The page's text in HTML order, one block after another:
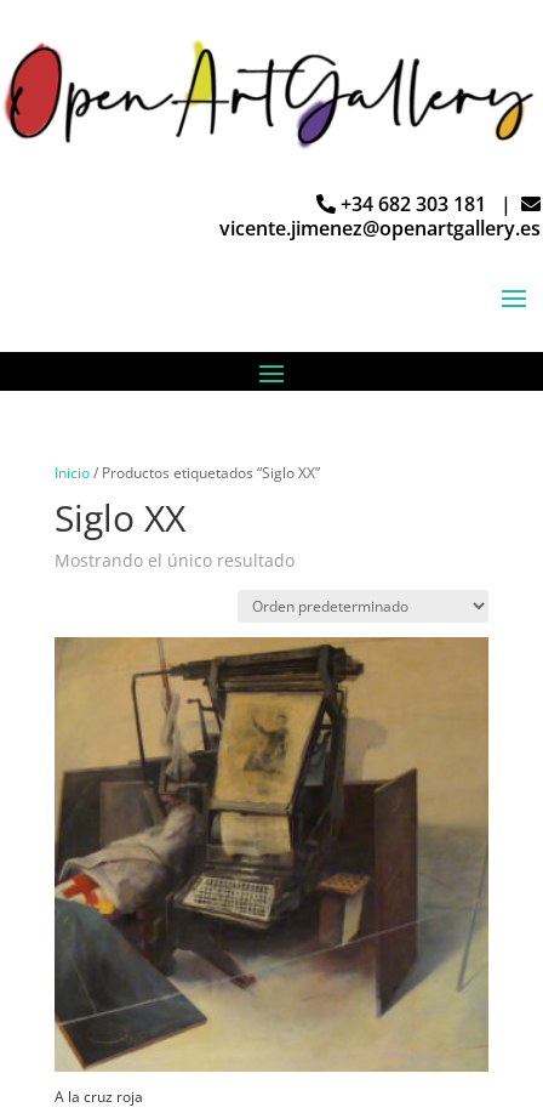
+34 682 303 181 |
vicente.jimenez@openartgallery.es
Inicio/ Productos etiquetados “Siglo XX”
Siglo XX
Mostrando el único resultado
A la cruz roja